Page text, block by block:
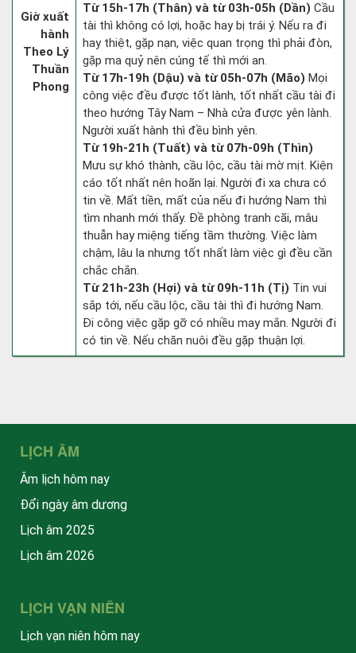
Giờ xuất
hành
Theo Lý
Thuần
Phong
Từ 15h-17h (Thân) và từ 03h-05h (Dần) Cầu
tài thì không có lợi, hoặc hay bị trái ý. Nếu ra đi
hay thiệt, gặp nạn, việc quan trọng thì phải đòn,
gặp ma quỷ nên cúng tế thì mới an.
Từ 17h-19h (Dậu) và từ 05h-07h (Mão) Mọi
công việc đều được tốt lành, tốt nhất cầu tài đi
theo hướng Tây Nam – Nhà cửa được yên lành.
Người xuất hành thì đều bình yên.
Từ 19h-21h (Tuất) và từ 07h-09h (Thìn)
Mưu sự khó thành, cầu lộc, cầu tài mờ mịt. Kiện
cáo tốt nhất nên hoãn lại. Người đi xa chưa có
tin về. Mất tiền, mất của nếu đi hướng Nam thì
tìm nhanh mới thấy. Đề phòng tranh cãi, mâu
thuẫn hay miệng tiếng tầm thường. Việc làm
chậm, lâu la nhưng tốt nhất làm việc gì đều cần
chắc chắn.
Từ 21h-23h (Hợi) và từ 09h-11h (Tị) Tin vui
sắp tới, nếu cầu lộc, cầu tài thì đi hướng Nam.
Đi công việc gặp gỡ có nhiều may mắn. Người đi
có tin về. Nếu chăn nuôi đều gặp thuận lợi.
LỊCH ÂM
Âm lịch hôm nay
Đổi ngày âm dương
Lịch âm 2025
Lịch âm 2026
LỊCH VẠN NIÊN
Lịch vạn niên hôm nay